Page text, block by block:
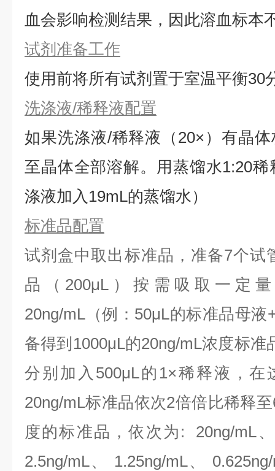
血会影响检测结果，因此溶血标本
试剂准备工作
使用前将所有试剂置于室温平衡30
洗涤液/稀释液配置
如果洗涤液/稀释液（20×）有晶
⾄晶体全部溶解。用蒸馏水1:20
涤液加入19mL的蒸馏水）
标准品配置
试剂盒中取出标准品，准备7个试
品（200μL）按需吸取一定
20ng/mL（例：50μL的标准品母液
备得到1000μL的20ng/mL浓度标准
分别加入500μL的1×稀释液，
20ng/mL标准品依次2倍倍比稀释
度的标准品，依次为: 20ng/mL
2.5ng/mL、 1.25ng/mL、